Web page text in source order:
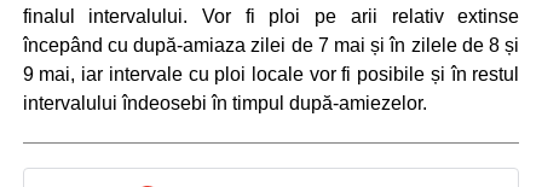
finalul intervalului. Vor fi ploi pe arii relativ extinse
începând cu după-amiaza zilei de 7 mai și în zilele de 8 și
9 mai, iar intervale cu ploi locale vor fi posibile și în restul
intervalului îndeosebi în timpul după-amiezelor.